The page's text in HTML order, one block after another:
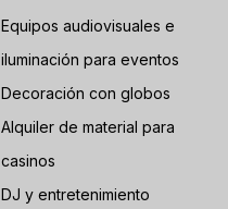
Equipos audiovisuales e
iluminación para eventos
Decoración con globos
Alquiler de material para
casinos
DJ y entretenimiento